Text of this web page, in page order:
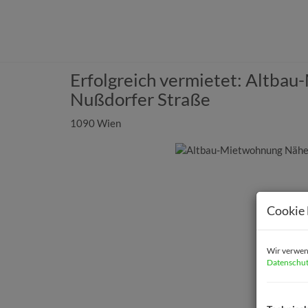
Erfolgreich vermietet:
Nußdorfer Straße
1090 Wien
Cookie
Wir